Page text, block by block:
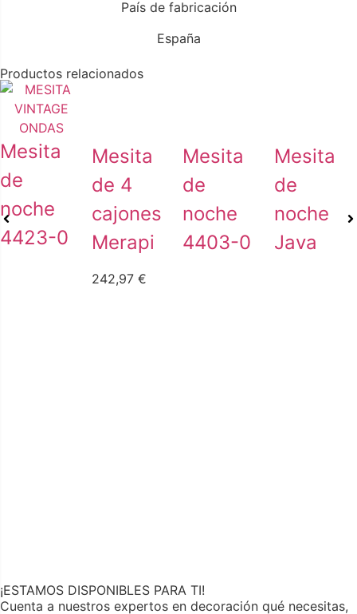
País de fabricación
España
Productos relacionados
Mesita
de
noche
4423-0
Mesita
de 4
cajones
Merapi
242,97 €
Mesita
de
noche
4403-0
Mesita
de
noche
Java
¡ESTAMOS DISPONIBLES PARA TI!
Cuenta a nuestros expertos en decoración qué necesitas,